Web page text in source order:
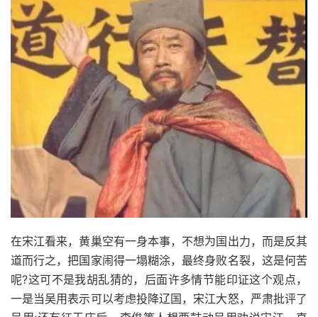
在宋江看来，黄巢空有一身本事，不想为国出力，而是反其
道而行之，把国家闹得一塌糊涂，最终身败名裂，这是何苦
呢?这可不是我胡乱猜的，后面许多情节能印证这个观点，
一是当吴用表示可以考虑投降辽国，宋江大怒，严肃批评了